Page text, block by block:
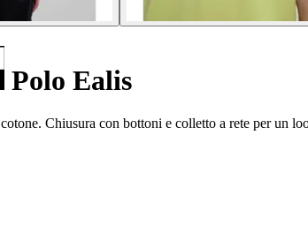
Polo Ealis
Chiusura con bottoni e colletto a rete per un